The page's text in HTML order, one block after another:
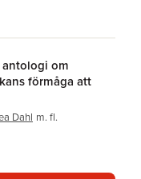
antologi om
förmåga att
Dahl m. fl.